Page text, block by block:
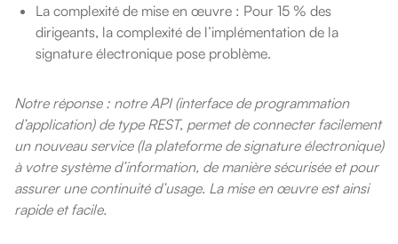
La complexité de mise en œuvre : Pour 15 % des
dirigeants, la complexité de l’implémentation de la
signature électronique pose problème.
Notre réponse : notre API (interface de programmation
d’application) de type REST, permet de connecter facilement
un nouveau service (la plateforme de signature électronique)
à votre système d’information, de manière sécurisée et pour
assurer une continuité d’usage. La mise en œuvre est ainsi
rapide et facile.